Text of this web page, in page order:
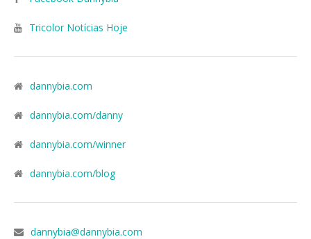
Tricolor Notícias Hoje
dannybia.com
dannybia.com/danny
dannybia.com/winner
dannybia.com/blog
dannybia@dannybia.com